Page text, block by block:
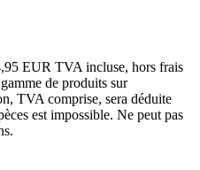
EUR TVA incluse, hors frais
de produits sur
TVA comprise, sera déduite
est impossible. Ne peut pas